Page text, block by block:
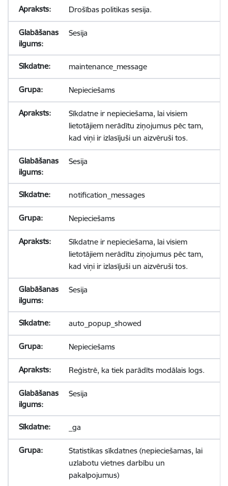
Drošības politikas sesija.
Sesija
maintenance_message
Nepieciešams
Sīkdatne ir nepieciešama, lai visiem
lietotājiem nerādītu ziņojumus pēc tam,
kad viņi ir izlasījuši un aizvēruši tos.
Sesija
notification_messages
Nepieciešams
Sīkdatne ir nepieciešama, lai visiem
lietotājiem nerādītu ziņojumus pēc tam,
kad viņi ir izlasījuši un aizvēruši tos.
Sesija
auto_popup_showed
Nepieciešams
Reģistrē, ka tiek parādīts modālais logs.
Sesija
_ga
Statistikas sīkdatnes (nepieciešamas, lai
uzlabotu vietnes darbību un
pakalpojumus)